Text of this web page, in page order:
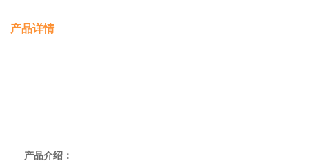
产品详情
产品介绍：